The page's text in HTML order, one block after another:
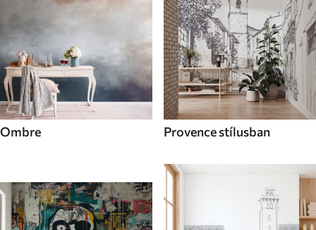
Ombre Provence stílusban